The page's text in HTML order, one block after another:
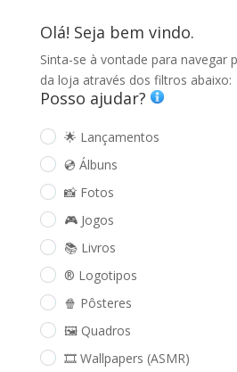
Olá! Seja bem vindo.
Sinta-se à vontade para navegar
da loja através dos filtros abaixo:
Posso ajudar?
🌟 Lançamentos
💿 Álbuns
📸 Fotos
🎮 Jogos
📚 Livros
®️ Logotipos
🍿 Pôsteres
🖼️ Quadros
🎞️ Wallpapers (ASMR)